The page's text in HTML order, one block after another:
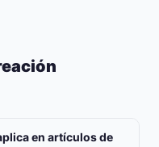
en artículos de